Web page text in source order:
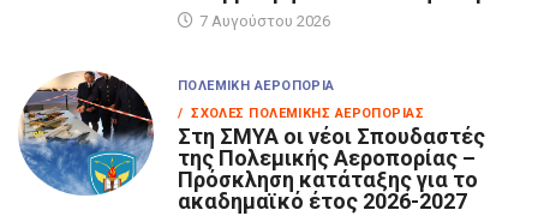
7 Αυγούστου 2026
ΠΟΛΕΜΙΚΉ ΑΕΡΟΠΟΡΊΑ
/ ΣΧΟΛΈΣ ΠΟΛΕΜΙΚΉΣ ΑΕΡΟΠΟΡΊΑΣ
Στη ΣΜΥΑ οι νέοι Σπουδαστές
της Πολεμικής Αεροπορίας –
Πρόσκληση κατάταξης για το
ακαδημαϊκό έτος 2026-2027